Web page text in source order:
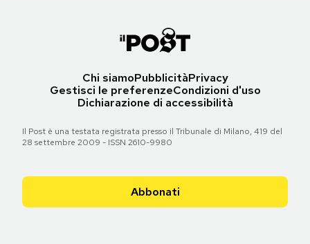
Chi siamoPubblicitàPrivacy
Gestisci le preferenzeCondizioni d'uso
Dichiarazione di accessibilità
Il Post è una testata registrata presso il Tribunale di Milano, 419 del
28 settembre 2009 - ISSN 2610-9980
Abbonati